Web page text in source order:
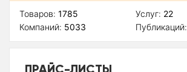
Товаров: 1785
Компаний: 5033
Услуг: 22
Публикаций:
ПРАЙС-ЛИСТЫ